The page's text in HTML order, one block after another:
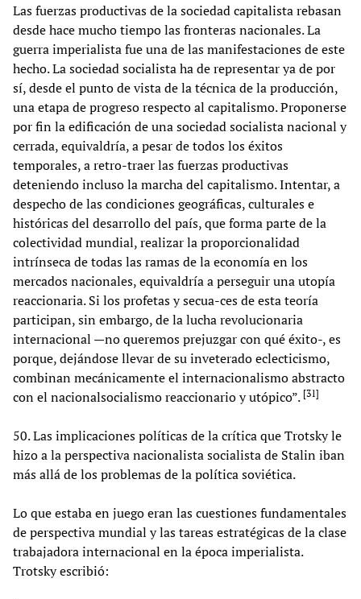
Las fuerzas productivas de la sociedad capitalista rebasan
desde hace mucho tiempo las fronteras nacionales. La
guerra imperialista fue una de las manifestaciones de este
hecho. La sociedad socialista ha de representar ya de por
sí, desde el punto de vista de la técnica de la producción,
una etapa de progreso respecto al capitalismo. Proponerse
por fin la edificación de una sociedad socialista nacional y
cerrada, equivaldría, a pesar de todos los éxitos
temporales, a retro-traer las fuerzas productivas
deteniendo incluso la marcha del capitalismo. Intentar, a
despecho de las condiciones geográficas, culturales e
históricas del desarrollo del país, que forma parte de la
colectividad mundial, realizar la proporcionalidad
intrínseca de todas las ramas de la economía en los
mercados nacionales, equivaldría a perseguir una utopía
reaccionaria. Si los profetas y secua-ces de esta teoría
participan, sin embargo, de la lucha revolucionaria
internacional —no queremos prejuzgar con qué éxito-, es
porque, dejándose llevar de su inveterado eclecticismo,
combinan mecánicamente el internacionalismo abstracto
con el nacionalsocialismo reaccionario y utópico”. [31]
50. Las implicaciones políticas de la crítica que Trotsky le
hizo a la perspectiva nacionalista socialista de Stalin iban
más allá de los problemas de la política soviética.
Lo que estaba en juego eran las cuestiones fundamentales
de perspectiva mundial y las tareas estratégicas de la clase
trabajadora internacional en la época imperialista.
Trotsky escribió: